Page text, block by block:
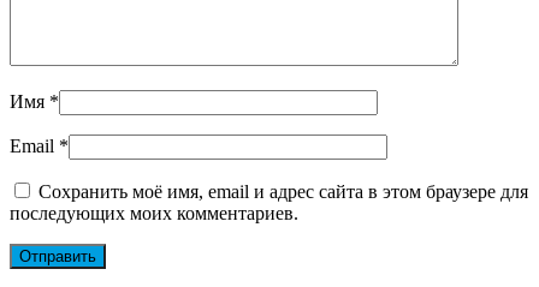
Имя *
Email *
Сохранить моё имя, email и адрес сайта в этом браузере для
последующих моих комментариев.